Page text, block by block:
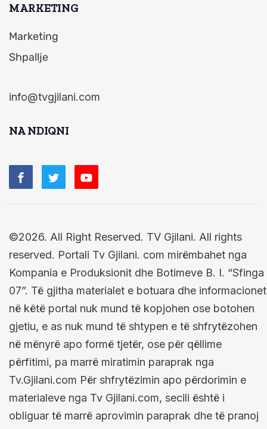
MARKETING
Marketing
Shpallje
info@tvgjilani.com
NA NDIQNI
©2026. All Right Reserved. TV Gjilani. All rights
reserved. Portali Tv Gjilani. com mirëmbahet nga
Kompania e Produksionit dhe Botimeve B. I. “Sfinga
07”. Të gjitha materialet e botuara dhe informacionet
në këtë portal nuk mund të kopjohen ose botohen
gjetiu, e as nuk mund të shtypen e të shfrytëzohen
në mënyrë apo formë tjetër, ose për qëllime
përfitimi, pa marrë miratimin paraprak nga
Tv.Gjilani.com Për shfrytëzimin apo përdorimin e
materialeve nga Tv Gjilani.com, secili është i
obliguar të marrë aprovimin paraprak dhe të pranoj